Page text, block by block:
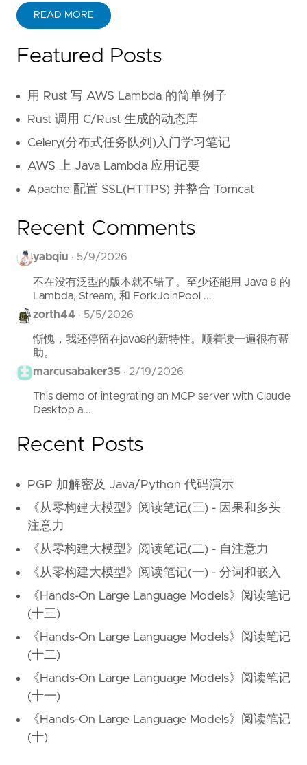
READ MORE
Featured Posts
用 Rust 写 AWS Lambda 的简单例子
Rust 调用 C/Rust 生成的动态库
Celery(分布式任务队列)入门学习笔记
AWS 上 Java Lambda 应用记要
Apache 配置 SSL(HTTPS) 并整合 Tomcat
Recent Comments
yabqiu · 5/9/2026
不在没有泛型的版本就不错了。至少还能用 Java 8 的
Lambda, Stream, 和 ForkJoinPool ...
zorth44 · 5/5/2026
惭愧，我还停留在java8的新特性。顺着读一遍很有帮
助。
marcusabaker35 · 2/19/2026
This demo of integrating an MCP server with Claude
Desktop a...
Recent Posts
PGP 加解密及 Java/Python 代码演示
《从零构建大模型》阅读笔记(三) - 因果和多头
注意力
《从零构建大模型》阅读笔记(二) - 自注意力
《从零构建大模型》阅读笔记(一) - 分词和嵌入
《Hands-On Large Language Models》阅读笔记
(十三)
《Hands-On Large Language Models》阅读笔记
(十二)
《Hands-On Large Language Models》阅读笔记
(十一)
《Hands-On Large Language Models》阅读笔记
(十)